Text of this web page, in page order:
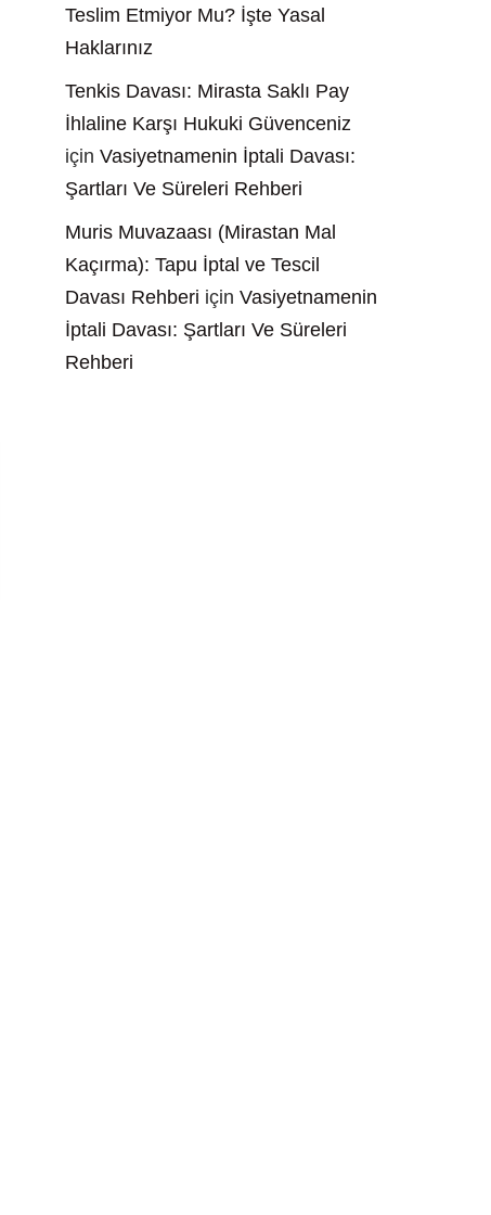
Teslim Etmiyor Mu? İşte Yasal
Haklarınız
Tenkis Davası: Mirasta Saklı Pay
İhlaline Karşı Hukuki Güvenceniz
için Vasiyetnamenin İptali Davası:
Şartları Ve Süreleri Rehberi
Muris Muvazaası (Mirastan Mal
Kaçırma): Tapu İptal ve Tescil
Davası Rehberi için Vasiyetnamenin
İptali Davası: Şartları Ve Süreleri
Rehberi